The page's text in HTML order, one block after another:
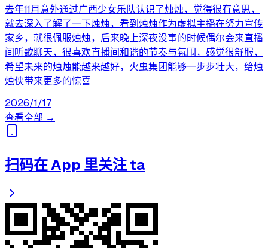
去年11月意外通过广西少女乐队认识了烛烛，觉得很有意思，
就去深入了解了一下烛烛，看到烛烛作为虚拟主播在努力宣传
家乡，就很佩服烛烛，后来晚上深夜没事的时候偶尔会来直播
间听歌聊天，很喜欢直播间和谐的节奏与氛围，感觉很舒服，
希望未来的烛烛能越来越好，火虫集团能够一步步壮大，给烛
烛侠带来更多的惊喜
2026/1/17
查看全部 →
扫码在 App 里关注 ta